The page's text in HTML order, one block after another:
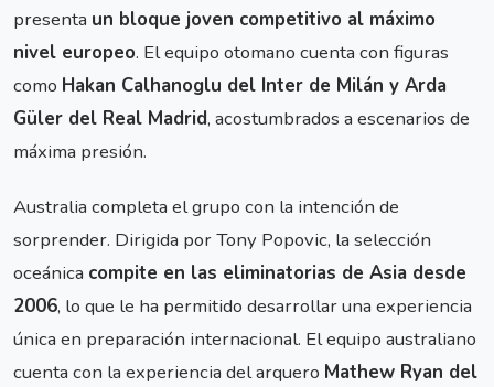
presenta un bloque joven competitivo al máximo
nivel europeo. El equipo otomano cuenta con figuras
como Hakan Calhanoglu del Inter de Milán y Arda
Güler del Real Madrid, acostumbrados a escenarios de
máxima presión.
Australia completa el grupo con la intención de
sorprender. Dirigida por Tony Popovic, la selección
oceánica compite en las eliminatorias de Asia desde
2006, lo que le ha permitido desarrollar una experiencia
única en preparación internacional. El equipo australiano
cuenta con la experiencia del arquero Mathew Ryan del